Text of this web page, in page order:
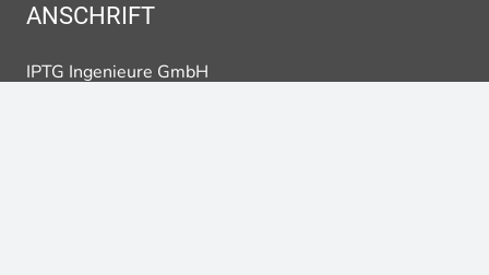
ANSCHRIFT
IPTG Ingenieure GmbH